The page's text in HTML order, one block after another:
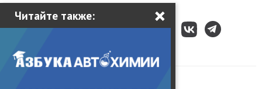
Читайте также: ×